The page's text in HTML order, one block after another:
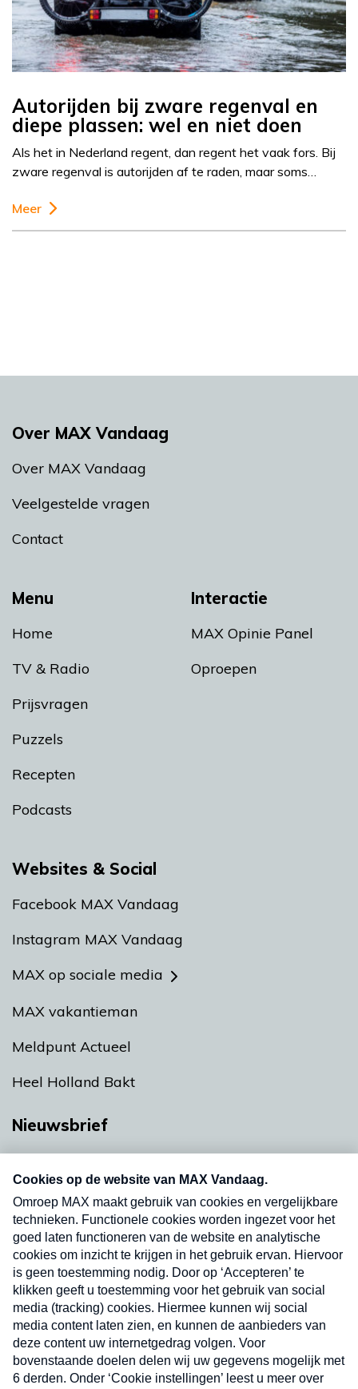
Autorijden bij zware regenval en
diepe plassen: wel en niet doen
Als het in Nederland regent, dan regent het vaak fors. Bij
zware regenval is autorijden af te raden, maar soms…
Meer
Menu
Home
TV & Radio
Prijsvragen
Puzzels
Recepten
Podcasts
Interactie
MAX Opinie Panel
Oproepen
Over MAX Vandaag
Over MAX Vandaag
Veelgestelde vragen
Contact
Websites & Social
Facebook MAX Vandaag
Instagram MAX Vandaag
MAX op sociale media
MAX vakantieman
Meldpunt Actueel
Heel Holland Bakt
Nieuwsbrief
nieuwsbrief. Elke vrijdag- en dinsdagochtend in
uw mailbox.
Verzend